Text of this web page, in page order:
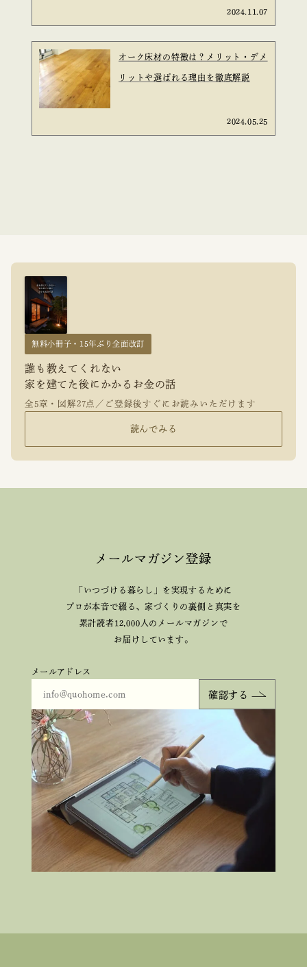
2024.11.07
オーク床材の特徴は？メリット・デメ
リットや選ばれる理由を徹底解説
2024.05.25
無料小冊子・15年ぶり全面改訂
誰も教えてくれない
家を建てた後にかかるお金の話
全5章・図解27点／ご登録後すぐにお読みいただけます
読んでみる
メールマガジン登録
「いつづける暮らし」を実現するために
プロが本音で綴る、家づくりの裏側と真実を
累計読者12,000人のメールマガジンで
お届けしています。
メールアドレス